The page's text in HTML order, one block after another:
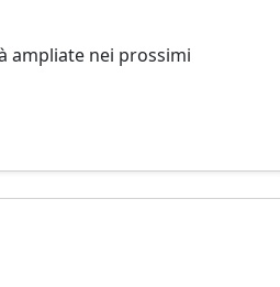
ampliate nei prossimi